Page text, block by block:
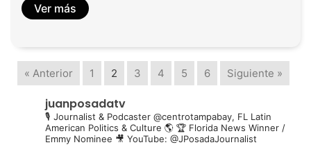
Ver más
« Anterior 1 2 3 4 5 6 Siguiente »
juanposadatv
🎙️ Journalist & Podcaster @centrotampabay, FL Latin
American Politics & Culture 🌎 🏆 Florida News Winner /
Emmy Nominee 🎥 YouTube: @JPosadaJournalist